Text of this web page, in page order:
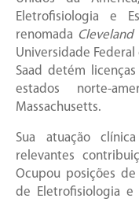
Eletrofisiologia e
renomada Cleveland
Universidade Federal
Saad detém
estados norte-
Massachusetts.
Sua atuação
relevantes
Ocupou posições
de Eletrofisiologia e